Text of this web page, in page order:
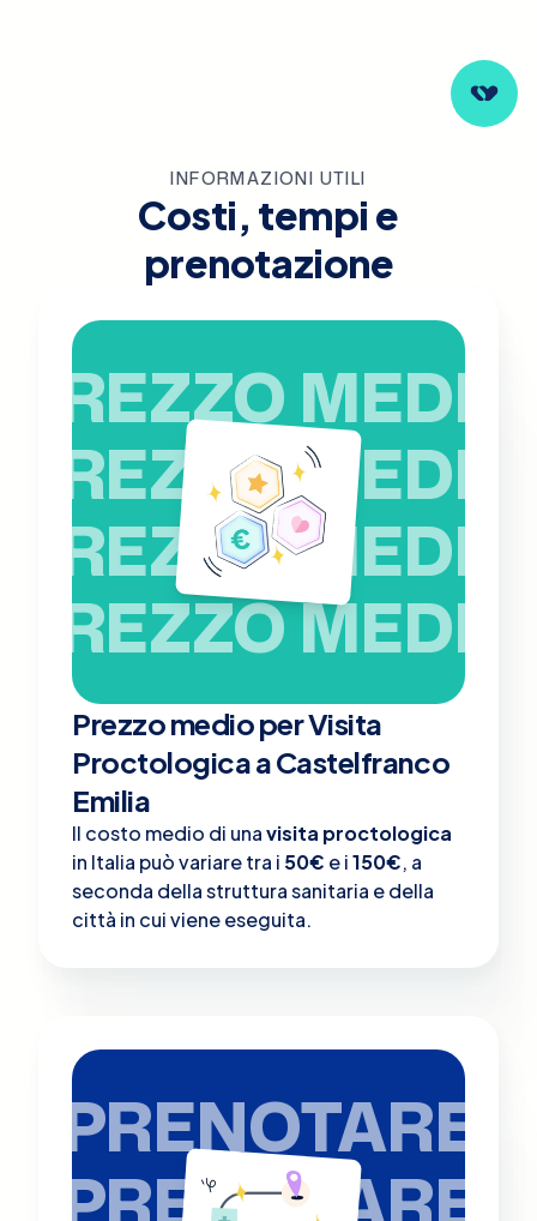
INFORMAZIONI UTILI
Costi, tempi e
prenotazione
PREZZO MEDIO
PREZZO MEDIO
PREZZO MEDIO
PREZZO MEDIO
Prezzo medio per Visita
Proctologica a Castelfranco
Emilia
Il costo medio di unavisita proctologica
in Italia può variare tra i 50€ e i150€, a
seconda della struttura sanitaria e della
città in cui viene eseguita.
PRENOTARE
PRENOTARE